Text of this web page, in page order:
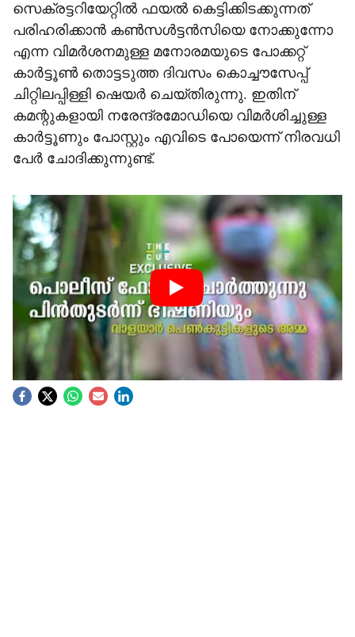
സെക്രട്ടറിയേറ്റില്‍ ഫയല്‍ കെട്ടിക്കിടക്കുന്നത്
പരിഹരിക്കാന്‍ കണ്‍സള്‍ട്ടന്‍സിയെ നോക്കുന്നോ
എന്ന വിമര്‍ശനമുള്ള മനോരമയുടെ പോക്കറ്റ്
കാര്‍ട്ടൂണ്‍ തൊട്ടടുത്ത ദിവസം കൊച്ചൗസേപ്പ്
ചിറ്റിലപ്പിള്ളി ഷെയര്‍ ചെയ്തിരുന്നു. ഇതിന്
കമന്റുകളായി നരേന്ദ്രമോഡിയെ വിമര്‍ശിച്ചുള്ള
കാര്‍ട്ടൂണും പോസ്റ്റും എവിടെ പോയെന്ന് നിരവധി
പേര്‍ ചോദിക്കുന്നുണ്ട്.